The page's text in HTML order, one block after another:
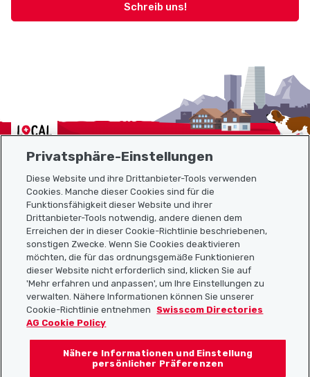
Schreib uns!
Localcities
Sitemap
Nützliche Links
Localcities App herunterladen
Folgt uns auf:
Privatsphäre-Einstellungen
Diese Website und ihre Drittanbieter-Tools verwenden
Cookies. Manche dieser Cookies sind für die
Funktionsfähigkeit dieser Website und ihrer
Drittanbieter-Tools notwendig, andere dienen dem
Erreichen der in dieser Cookie-Richtlinie beschriebenen,
sonstigen Zwecke. Wenn Sie Cookies deaktivieren
möchten, die für das ordnungsgemäße Funktionieren
dieser Website nicht erforderlich sind, klicken Sie auf
'Mehr erfahren und anpassen', um Ihre Einstellungen zu
verwalten. Nähere Informationen können Sie unserer
Cookie-Richtlinie entnehmen
Swisscom Directories
AG Cookie Policy
Nähere Informationen und Einstellung
persönlicher Präferenzen